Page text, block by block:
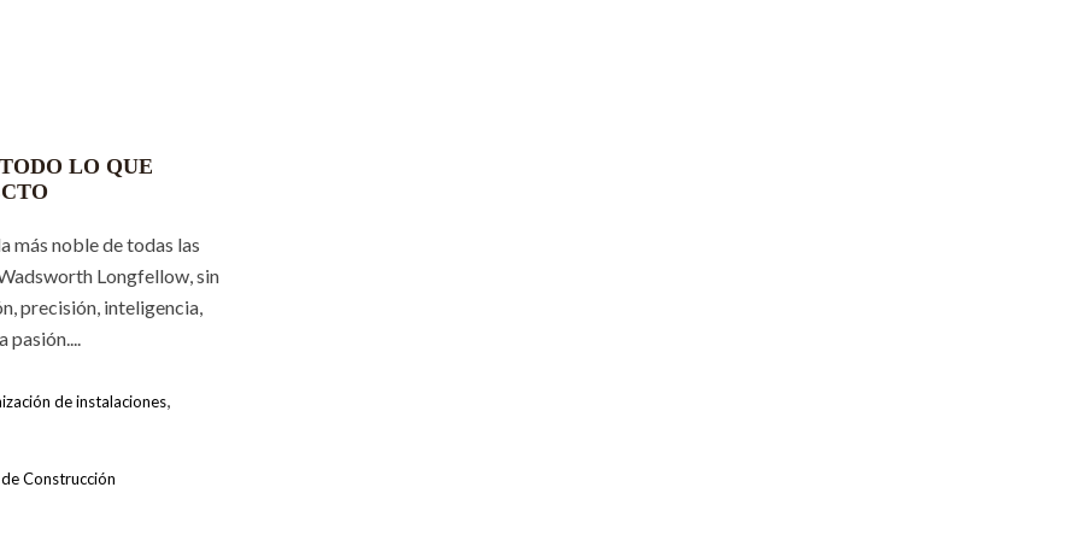
LO QUE
más noble de todas las
Longfellow, sin
precisión, inteligencia,
de instalaciones
Construcción